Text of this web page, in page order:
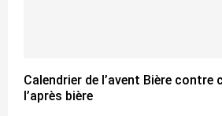
Calendrier de l’avent Bière contre
l’après bière